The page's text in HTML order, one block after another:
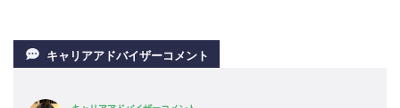
キャリアアドバイザーコメント